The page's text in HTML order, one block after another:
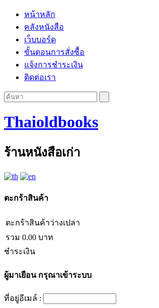
หน้าหลัก
คลังหนังสือ
เว็บบอร์ด
ขั้นตอนการสั่งซื้อ
แจ้งการชำระเงิน
ติดต่อเรา
Thaioldbooks
ร้านหนังสือเก่า
ตะกร้าสินค้า
ตะกร้าสินค้าว่างเปล่า
รวม 0.00 บาท
ชำระเงิน
ผู้มาเยือนกรุณาเข้าระบบ
ที่อยู่อีเมล์ :